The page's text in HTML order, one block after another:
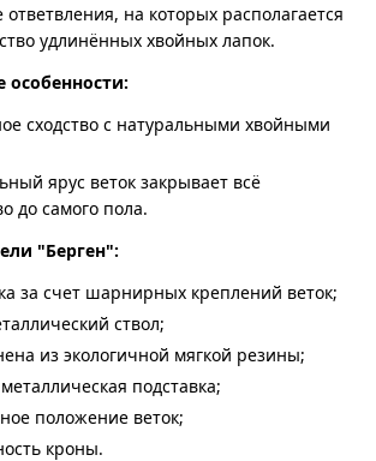
на которых располагается
удлинённых хвойных лапок.
сходство с натуральными хвойными
ярус веток закрывает всё
до самого пола.
"Берген":
за счет шарнирных креплений веток;
ствол;
из экологичной мягкой резины;
подставка;
положение веток;
кроны.